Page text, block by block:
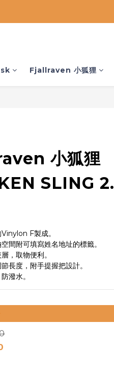
Fjallraven 小狐狸
小狐狸
SLING
Vinylon F製成。
間附可填寫姓名地址的標籤。
，取物便利。
長度，附手提握把設計。
潑水。